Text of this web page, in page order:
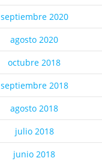
septiembre 2020
agosto 2020
octubre 2018
septiembre 2018
agosto 2018
julio 2018
junio 2018